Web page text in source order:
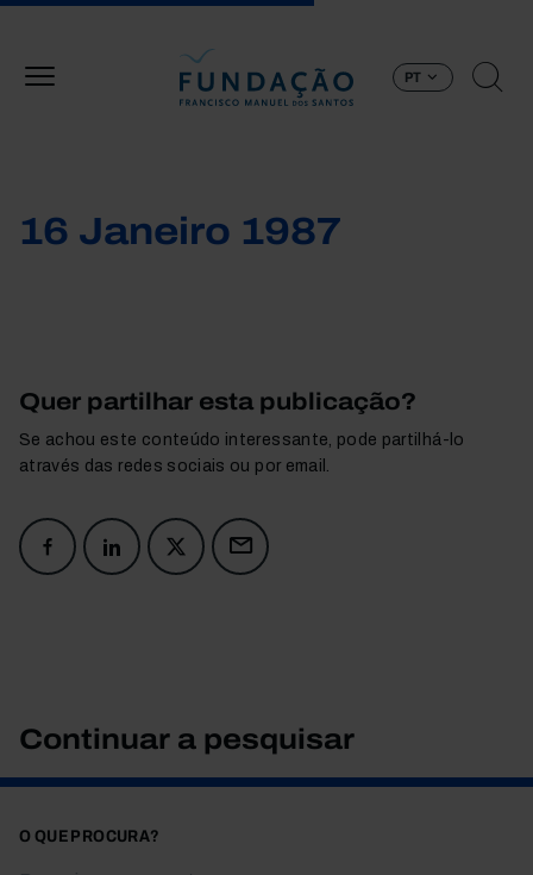
PT
16 Janeiro 1987
Quer partilhar esta publicação?
Se achou este conteúdo interessante, pode partilhá-lo
através das redes sociais ou por email.
Continuar a pesquisar
O QUE PROCURA?